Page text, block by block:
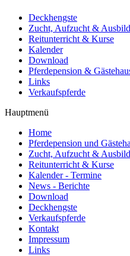
Deckhengste
Zucht, Aufzucht &
Reitunterricht & Kurse
Kalender
Download
Pferdepension &
Links
Verkaufspferde
Hauptmenü
Home
Pferdepension und
Zucht, Aufzucht &
Reitunterricht & Kurse
Kalender - Termine
News - Berichte
Download
Deckhengste
Verkaufspferde
Kontakt
Impressum
Links